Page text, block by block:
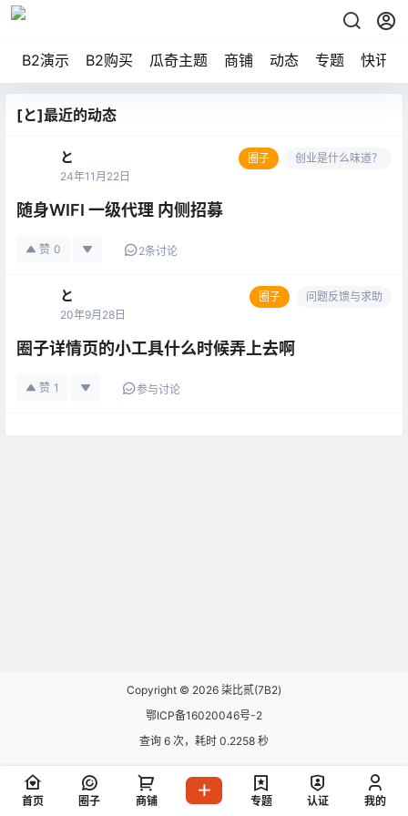
B2演示 B2购买 瓜奇主题 商铺 动态 专题 快讯
[と]最近的动态
と 圈子
创业是什么味道？
24年11月22日
随身WIFI 一级代理 内侧招募
赞 0 2条讨论
と 圈子
问题反馈与求助
20年9月28日
圈子详情页的小工具什么时候弄上去啊
赞 1 参与讨论
Copyright © 2026 柒比贰(7B2)
鄂ICP备16020046号-2
查询 6 次，耗时 0.2258 秒
首页 圈子 商铺 专题 认证 我的